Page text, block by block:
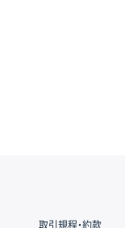
取引規程・約款